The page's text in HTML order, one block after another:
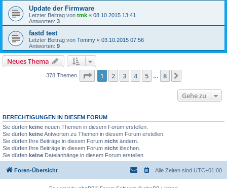
Update der Firmware
Letzter Beitrag von tmk « 08.10.2015 13:41
Antworten: 3
fastd test
Letzter Beitrag von Tommy « 03.10.2015 07:56
Antworten: 9
Neues Thema
378 Themen Seite 1von
1 2 3 4 5 8
Gehe zu
BERECHTIGUNGEN IN DIESEM FORUM
Sie dürfen keine neuen Themen in diesem Forum erstellen.
Sie dürfen keineAntworten zu Themen in diesem Forum erstellen.
Sie dürfen Ihre Beiträge in diesem Forum nicht ändern.
Sie dürfen Ihre Beiträge in diesem Forum nicht löschen.
Sie dürfen keine Dateianhänge in diesem Forum erstellen.
Foren-Übersicht Alle Zeiten sind UTC+01:00